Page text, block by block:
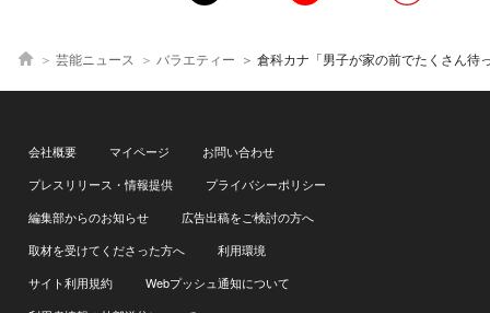
芸能ニュース バラエティー 倉科カナ「男子が家の前でたくさん待ってる」驚き
会社概要 マイページ
お問い合わせ
プレスリリース・情報提供
プライバシーポリシー
編集部からのお知らせ
広告出稿をご検討の方へ
取材を受けてくださった方へ
利用環境
サイト利用規約
Webプッシュ通知について